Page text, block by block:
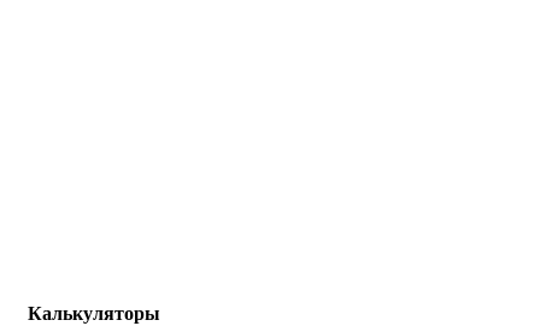
Калькуляторы